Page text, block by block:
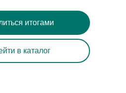
в каталог
итогами